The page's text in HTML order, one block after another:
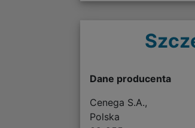
Dane producenta
Cenega S.A.,
Polska